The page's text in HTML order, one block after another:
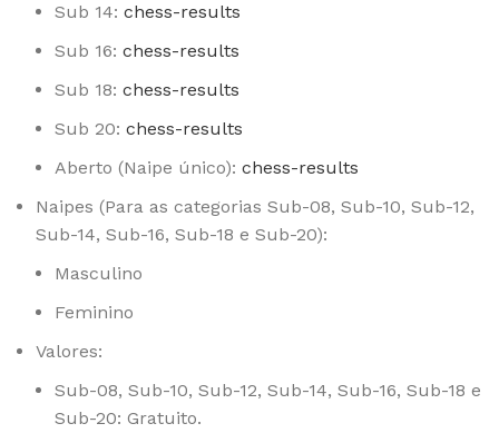
Sub 14: chess-results
Sub 16: chess-results
Sub 18: chess-results
Sub 20: chess-results
Aberto (Naipe único): chess-results
Naipes (Para as categorias Sub-08, Sub-10, Sub-12,
Sub-14, Sub-16, Sub-18 e Sub-20):
Masculino
Feminino
Valores:
Sub-08, Sub-10, Sub-12, Sub-14, Sub-16, Sub-18 e
Sub-20: Gratuito.